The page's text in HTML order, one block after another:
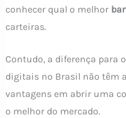
conhecer qual o melhor
carteiras.
Contudo, a diferença para
digitais no Brasil não têm
vantagens em abrir uma
o melhor do mercado.